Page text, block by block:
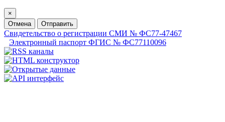
×
Отмена
Отправить
Свидетельство о регистрации СМИ № ФС77-47467
Электронный паспорт ФГИС № ФС77110096